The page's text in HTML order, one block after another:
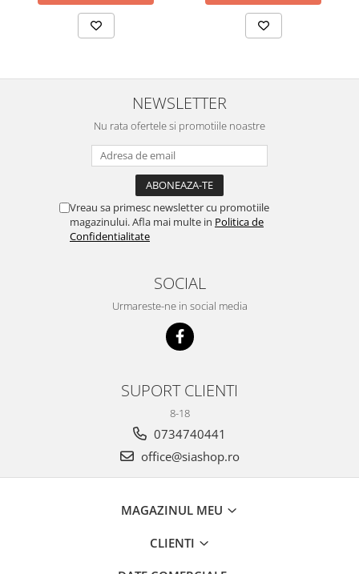
NEWSLETTER
Nu rata ofertele si promotiile noastre
Vreau sa primesc newsletter cu promotiile
magazinului. Afla mai multe in Politica de
Confidentialitate
SOCIAL
Urmareste-ne in social media
SUPORT CLIENTI
8-18
0734740441
office@siashop.ro
MAGAZINUL MEU
CLIENTI